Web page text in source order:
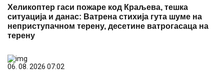
Хеликоптер гаси пожаре код Краљева, тешка
ситуација и данас: Ватрена стихија гута шуме на
неприступачном терену, десетине ватрогасаца на
терену
06. 08. 2026 07:02